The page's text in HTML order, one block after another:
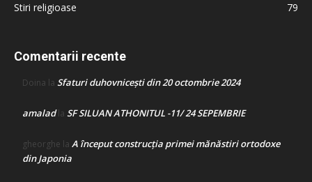
Stiri religioase
79
Comentarii recente
Doina la Sfaturi duhovnicești din 20 octombrie 2024
amaladla SF SILUAN ATHONITUL -11/ 24 SEPEMBRIE
gheorghe la A început construcţia primei mănăstiri ortodoxe
din Japonia